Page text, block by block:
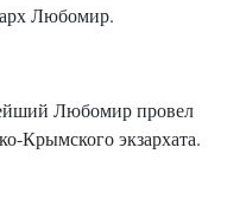
Любомир.
Любомир провел
Крымского экзархата.